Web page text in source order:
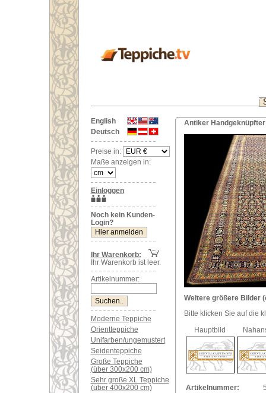
English
Deutsch
Preise in:
Maße anzeigen in:
Einloggen
Noch kein Kunden-
Login?
Ihr Warenkorb:
Ihr Warenkorb ist leer.
Artikelnummer:
Moderne Teppiche
Orientteppiche
Unifarben/ungemustert
Seidenteppiche
Große Teppiche
(über 300x200 cm)
Sehr große XL Teppiche
(über 400x200 cm)
Antiker Handgeknüpfter
Weitere größere Bilder
Bitte klicken Sie auf die
Hauptbild
Artikelnummer: